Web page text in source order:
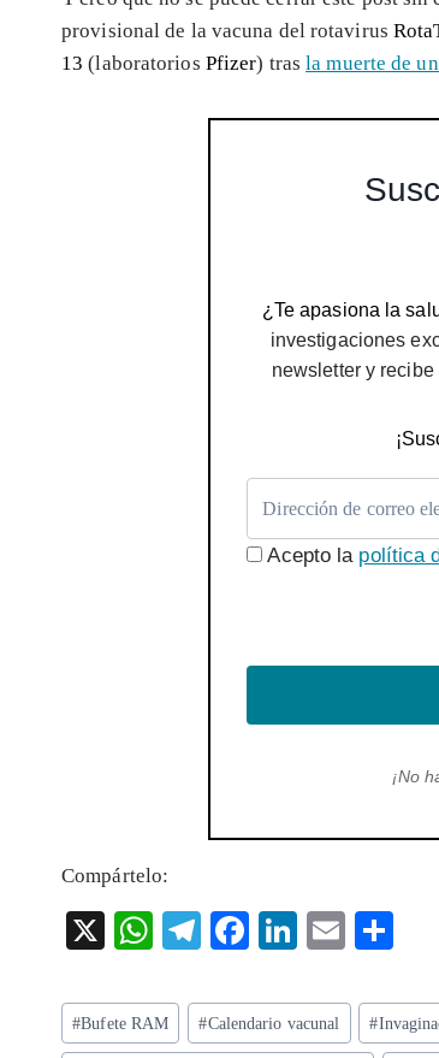
provisional de la vacuna del rotavirus
13 (laboratorios Pfizer) trasla muerte de
¿Te apasiona la
investigaciones
newsletter y
Acepto la política
¡No
Compártelo:
X
W
ts
A
T
eg
ra
F
eb
o
Li
ke
dI
E
ai
l
re
Etiquetas
de
#Bufete RAM #Calendario vacunal #